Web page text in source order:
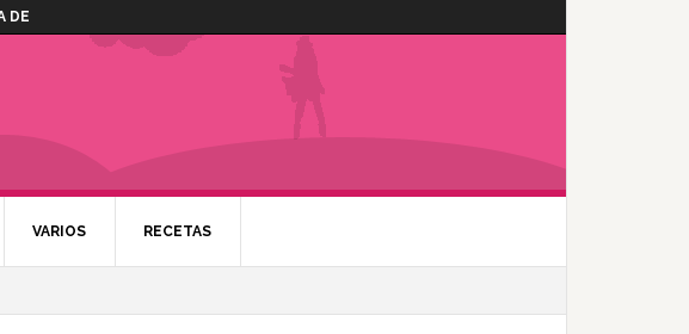
DE
VARIOS RECETAS